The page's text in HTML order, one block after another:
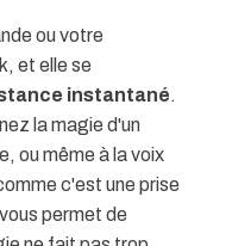
ou votre
et elle se
instantané.
la magie d'un
ou même à la voix
c'est une prise
permet de